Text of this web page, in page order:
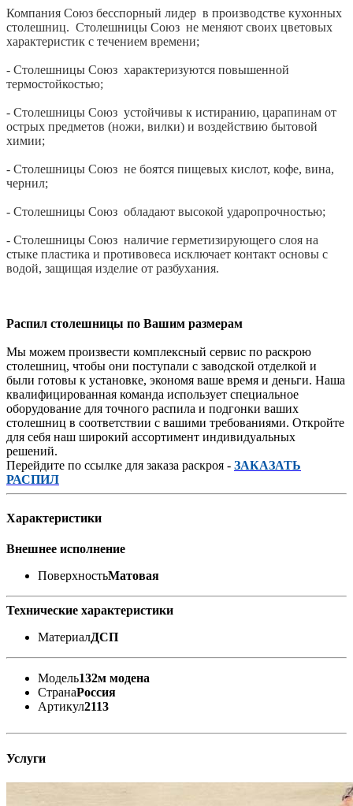
Компания Союз бесспорный лидер в производстве кухонных
столешниц. Столешницы Союз не меняют своих цветовых
характеристик с течением времени;
- Столешницы Союз характеризуются повышенной
термостойкостью;
- Столешницы Союз устойчивы к истиранию, царапинам от
острых предметов (ножи, вилки) и воздействию бытовой
химии;
- Столешницы Союз не боятся пищевых кислот, кофе, вина,
чернил;
- Столешницы Союз обладают высокой ударопрочностью;
- Столешницы Союз наличие герметизирующего слоя на
стыке пластика и противовеса исключает контакт основы с
водой, защищая изделие от разбухания.
Распил столешницы по Вашим размерам
Мы можем произвести комплексный сервис по раскрою
столешниц, чтобы они поступали с заводской отделкой и
были готовы к установке, экономя ваше время и деньги. Наша
квалифицированная команда использует специальное
оборудование для точного распила и подгонки ваших
столешниц в соответствии с вашими требованиями. Откройте
для себя наш широкий ассортимент индивидуальных
решений.
Перейдите по ссылке для заказа раскроя - ЗАКАЗАТЬ
РАСПИЛ
Характеристики
Внешнее исполнение
ПоверхностьМатовая
Технические характеристики
МатериалДСП
Модель132м модена
СтранаРоссия
Артикул2113
Услуги